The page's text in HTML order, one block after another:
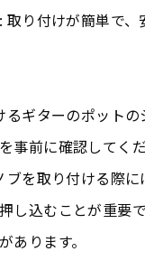
り付けが簡単で、
ギターのポット
事前に確認してくだ
を取り付ける際
し込むことが重要
あります。